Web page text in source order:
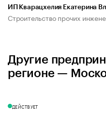
ИП Кварацхелия Екатерина
Строительство прочих
Другие
регионе —
ДЕЙСТВУЕТ